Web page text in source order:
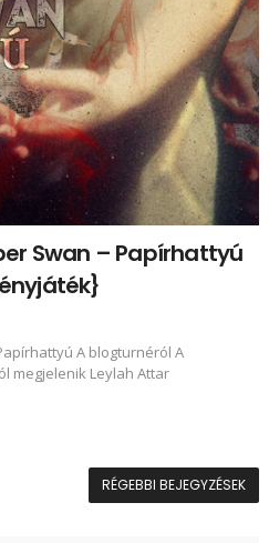
Swan – Papírhattyú
A blogturnéról A
megjelenik Leylah Attar
RÉGEBBI BEJEGYZÉSEK